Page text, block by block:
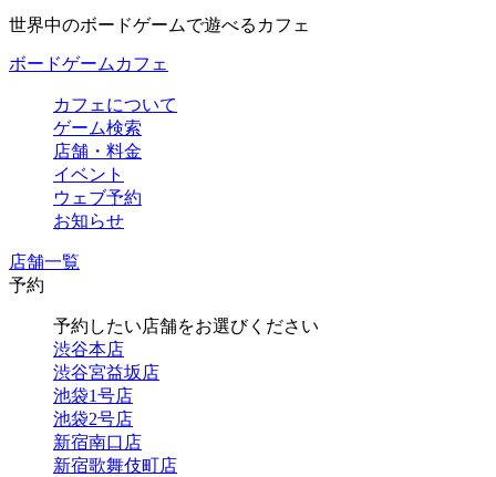
世界中のボードゲームで遊べるカフェ
ボードゲームカフェ
カフェについて
ゲーム検索
店舗・料金
イベント
ウェブ予約
お知らせ
店舗一覧
予約
予約したい店舗をお選びください
渋谷本店
渋谷宮益坂店
池袋1号店
池袋2号店
新宿南口店
新宿歌舞伎町店